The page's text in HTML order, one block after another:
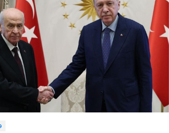
ilə bağlı istintaqda tutulmuş və təxminən bir ay
edilmişdi.